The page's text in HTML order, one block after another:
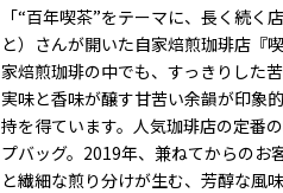
「“百年喫茶”をテーマに、長く続
と）さんが開いた自家焙煎珈琲店『
家焙煎珈琲の中でも、すっきりした
実味と香味が醸す甘苦い余韻が印象
持を得ています。人気珈琲店の定番
プバッグ。2019年、兼ねてからのお
と繊細な煎り分けが生む、芳醇な風